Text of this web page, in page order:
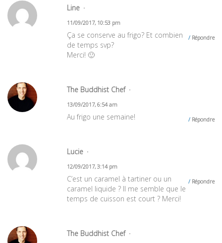
Line
11/09/2017, 10:53 pm
Répondre
Ça se conserve au frigo? Et combien
de temps svp?
Merci! 🙂
The Buddhist Chef
13/09/2017, 6:54 am
Répondre
Au frigo une semaine!
Lucie
12/09/2017, 3:14 pm
Répondre
C’est un caramel à tartiner ou un
caramel liquide ? Il me semble que le
temps de cuisson est court ? Merci!
The Buddhist Chef